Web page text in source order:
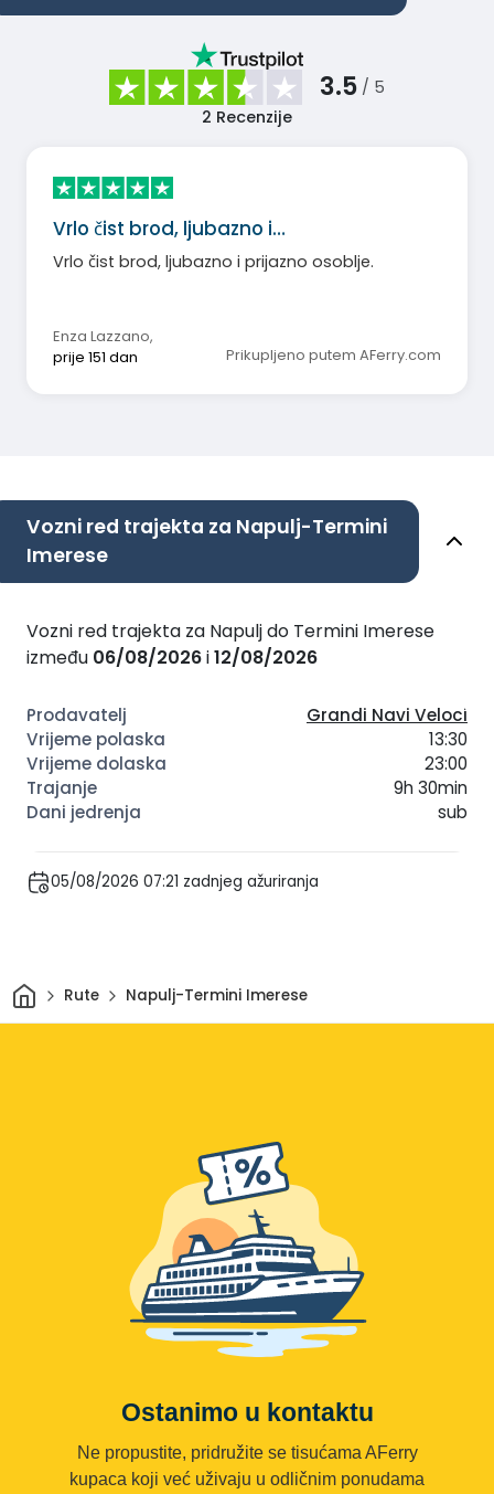
3.5 / 5
2 Recenzije
Vrlo čist brod, ljubazno i…
Vrlo čist brod, ljubazno i prijazno osoblje.
Enza Lazzano,
prije 151 dan
Prikupljeno putem AFerry.com
Vozni red trajekta za Napulj-Termini
Imerese
Vozni red trajekta za Napulj do Termini Imerese
između 06/08/2026i12/08/2026
Grandi Navi Veloci
13:30
23:00
9h 30min
sub
05/08/2026 07:21 zadnjeg ažuriranja
DomRute Napulj-Termini Imerese
Ostanimo u kontaktu
Ne propustite, pridružite se tisućama AFerry
kupaca koji već uživaju u odličnim ponudama